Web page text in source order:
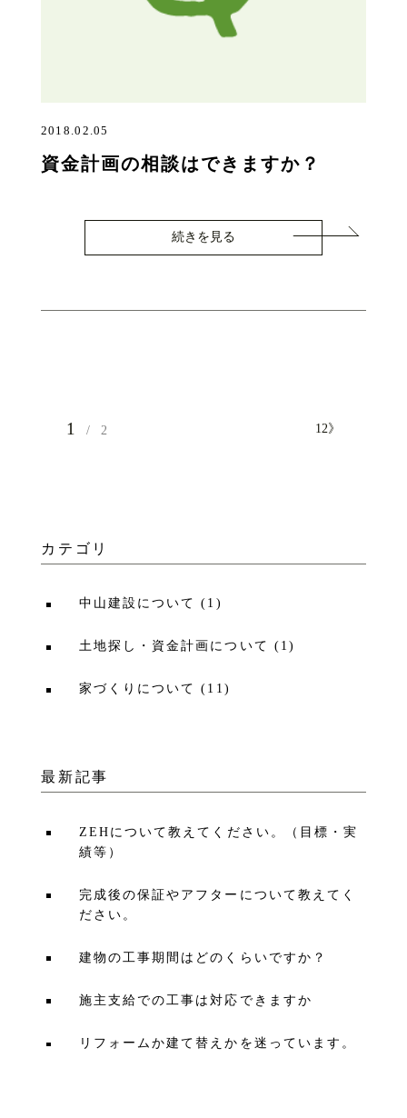
2018.02.05
資金計画の相談はできますか？
続きを見る
1 2 1 2》
カテゴリ
中山建設について ( 1 )
土地探し・資金計画について ( 1 )
家づくりについて ( 11 )
最新記事
ZEHについて教えてください。（目標・実
績等）
完成後の保証やアフターについて教えてく
ださい。
建物の工事期間はどのくらいですか？
施主支給での工事は対応できますか
リフォームか建て替えかを迷っています。